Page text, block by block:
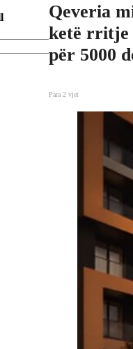
Qeveria
ketë rritje
për 5000
Para 2 vjet